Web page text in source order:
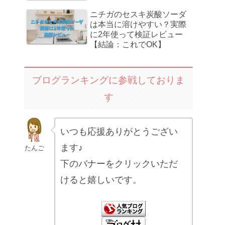
ニチガのセスキ炭酸ソーダ
は本当に溶けやすい？実際
に2年使って検証レビュー
【結論：これでOK】
ブログランキングに参戦しておりま
す
たんご
いつも応援ありがとうござい
ます♪
下のバナーをクリックいただ
けると嬉しいです。